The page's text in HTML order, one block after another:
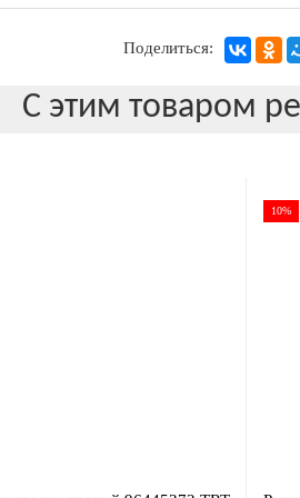
Поделиться:
С этим товаром
10%